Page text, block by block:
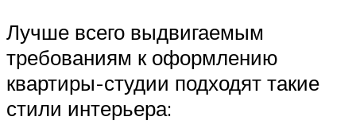
Лучше всего выдвигаемым
требованиям к оформлению
квартиры-студии подходят такие
стили интерьера: